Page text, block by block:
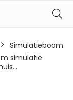
Simulatieboom
simulatie